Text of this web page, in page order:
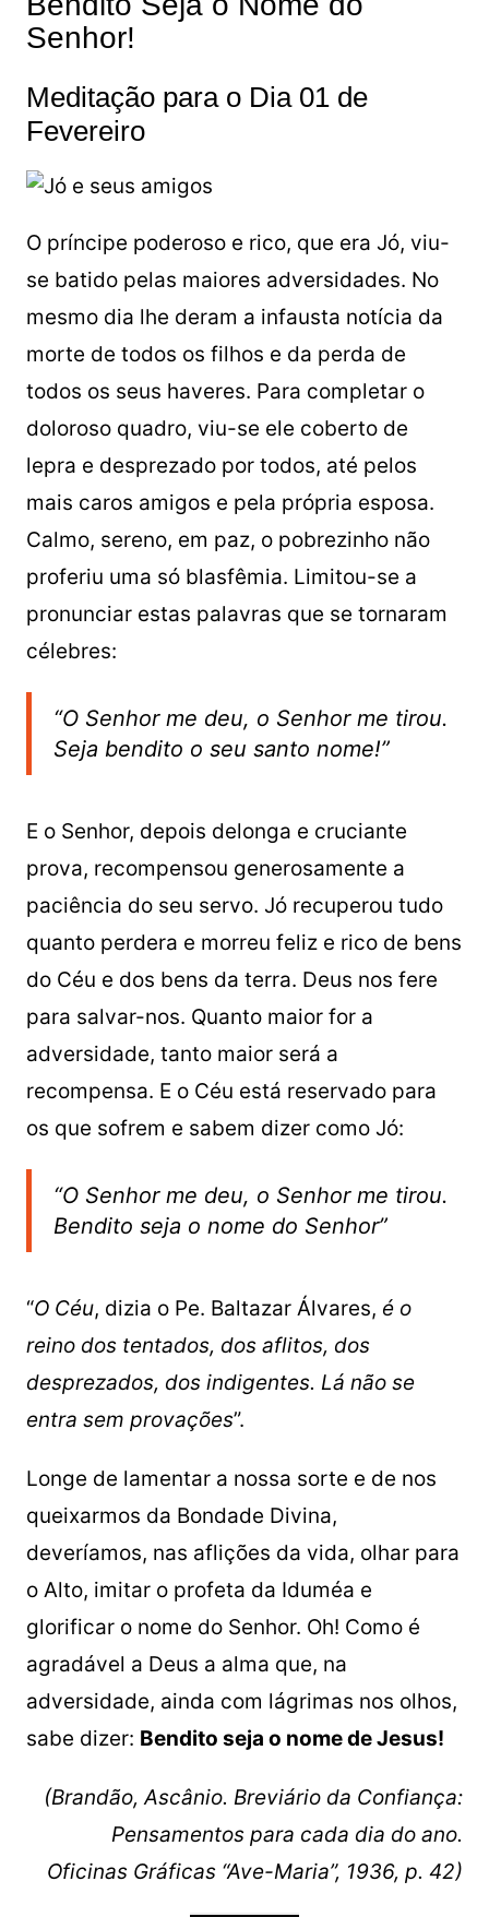
Senhor!
Meditação para o Dia 01 de
Fevereiro
O príncipe poderoso e rico, que era Jó, viu-
se batido pelas maiores adversidades. No
mesmo dia lhe deram a infausta notícia da
morte de todos os filhos e da perda de
todos os seus haveres. Para completar o
doloroso quadro, viu-se ele coberto de
lepra e desprezado por todos, até pelos
mais caros amigos e pela própria esposa.
Calmo, sereno, em paz, o pobrezinho não
proferiu uma só blasfêmia. Limitou-se a
pronunciar estas palavras que se tornaram
célebres:
“O Senhor me deu, o Senhor me tirou.
Seja bendito o seu santo nome!”
E o Senhor, depois delonga e cruciante
prova, recompensou generosamente a
paciência do seu servo. Jó recuperou tudo
quanto perdera e morreu feliz e rico de bens
do Céu e dos bens da terra. Deus nos fere
para salvar-nos. Quanto maior for a
adversidade, tanto maior será a
recompensa. E o Céu está reservado para
os que sofrem e sabem dizer como Jó:
“O Senhor me deu, o Senhor me tirou.
Bendito seja o nome do Senhor”
“O Céu, dizia o Pe. Baltazar Álvares, é o
reino dos tentados, dos aflitos, dos
desprezados, dos indigentes. Lá não se
entra sem provações”.
Longe de lamentar a nossa sorte e de nos
queixarmos da Bondade Divina,
deveríamos, nas aflições da vida, olhar para
o Alto, imitar o profeta da Iduméa e
glorificar o nome do Senhor. Oh! Como é
agradável a Deus a alma que, na
adversidade, ainda com lágrimas nos olhos,
sabe dizer: Bendito seja o nome de Jesus!
(Brandão, Ascânio. Breviário da Confiança:
Pensamentos para cada dia do ano.
Oficinas Gráficas “Ave-Maria”, 1936, p. 42)